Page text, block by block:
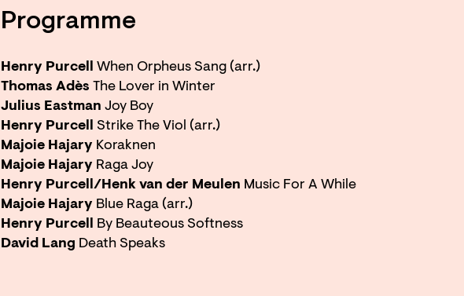
Programme
Henry Purcell When Orpheus Sang (arr.)
Thomas Adès The Lover in Winter
Julius Eastman Joy Boy
Henry Purcell Strike The Viol (arr.)
Majoie Hajary Koraknen
Majoie Hajary Raga Joy
Henry Purcell/Henk van der Meulen Music For A While
Majoie Hajary Blue Raga (arr.)
Henry Purcell By Beauteous Softness
David Lang Death Speaks